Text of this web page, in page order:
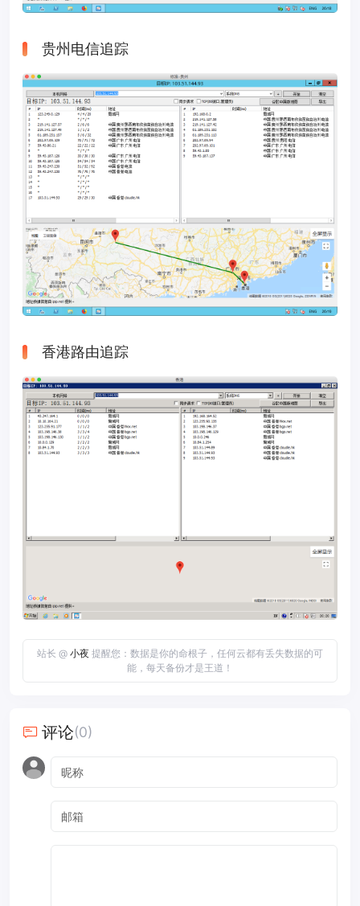
贵州电信追踪
香港路由追踪
站长 @ 小夜 提醒您：数据是你的命根子，任何云都有丢失数据的可
能，每天备份才是王道！
评论(0)